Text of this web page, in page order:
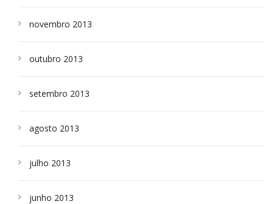
novembro 2013
outubro 2013
setembro 2013
agosto 2013
julho 2013
junho 2013